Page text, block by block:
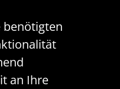
an Ihre